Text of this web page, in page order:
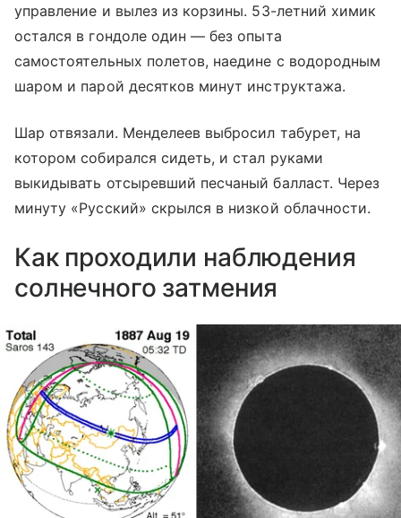
управление и вылез из корзины. 53-летний химик
остался в гондоле один — без опыта
самостоятельных полетов, наедине с водородным
шаром и парой десятков минут инструктажа.
Шар отвязали. Менделеев выбросил табурет, на
котором собирался сидеть, и стал руками
выкидывать отсыревший песчаный балласт. Через
минуту «Русский» скрылся в низкой облачности.
Как проходили наблюдения
солнечного затмения